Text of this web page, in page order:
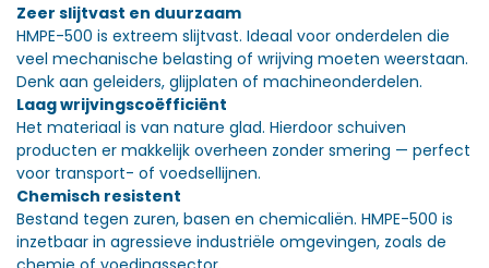
Zeer slijtvast en duurzaam
HMPE-500 is extreem slijtvast. Ideaal voor onderdelen die
veel mechanische belasting of wrijving moeten weerstaan.
Denk aan geleiders, glijplaten of machineonderdelen.
Laag wrijvingscoëfficiënt
Het materiaal is van nature glad. Hierdoor schuiven
producten er makkelijk overheen zonder smering — perfect
voor transport- of voedsellijnen.
Chemisch resistent
Bestand tegen zuren, basen en chemicaliën. HMPE-500 is
inzetbaar in agressieve industriële omgevingen, zoals de